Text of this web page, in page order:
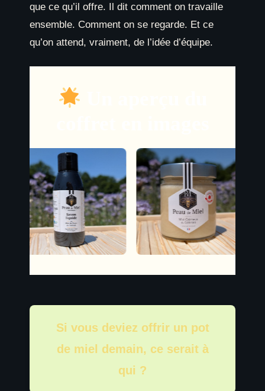
que ce qu’il offre. Il dit comment on travaille
ensemble. Comment on se regarde. Et ce
qu’on attend, vraiment, de l’idée d’équipe.
Si vous deviez offrir un pot
de miel demain, ce serait à
qui ?